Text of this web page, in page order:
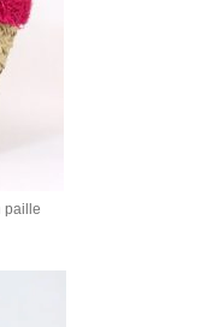
paille